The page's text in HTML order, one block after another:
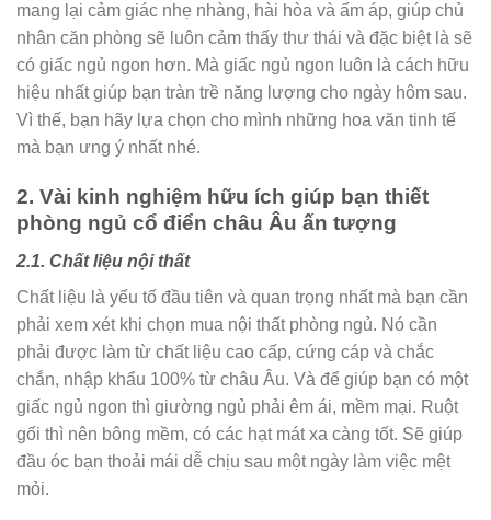
mang lại cảm giác nhẹ nhàng, hài hòa và ấm áp, giúp chủ
nhân căn phòng sẽ luôn cảm thấy thư thái và đặc biệt là sẽ
có giấc ngủ ngon hơn. Mà giấc ngủ ngon luôn là cách hữu
hiệu nhất giúp bạn tràn trề năng lượng cho ngày hôm sau.
Vì thế, bạn hãy lựa chọn cho mình những hoa văn tinh tế
mà bạn ưng ý nhất nhé.
2. Vài kinh nghiệm hữu ích giúp bạn thiết
phòng ngủ cổ điển châu Âu ấn tượng
2.1. Chất liệu nội thất
Chất liệu là yếu tố đầu tiên và quan trọng nhất mà bạn cần
phải xem xét khi chọn mua nội thất phòng ngủ. Nó cần
phải được làm từ chất liệu cao cấp, cứng cáp và chắc
chắn, nhập khẩu 100% từ châu Âu. Và để giúp bạn có một
giấc ngủ ngon thì giường ngủ phải êm ái, mềm mại. Ruột
gối thì nên bông mềm, có các hạt mát xa càng tốt. Sẽ giúp
đầu óc bạn thoải mái dễ chịu sau một ngày làm việc mệt
mỏi.